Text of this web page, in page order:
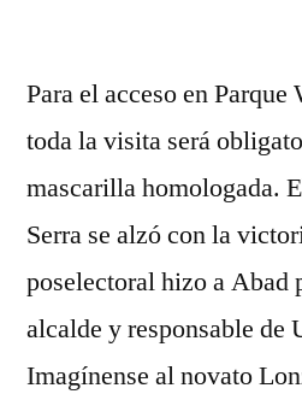
Para el acceso en Parque
toda la visita será
mascarilla homologada.
Serra se alzó con la
poselectoral hizo a Abad
alcalde y responsable de
Imagínense al novato